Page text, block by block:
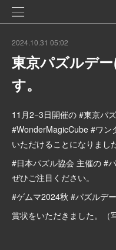
2024.10.31 05:02
東京パズルデ
す。
11月2−3日開催の #東京パ
#WonderMagicCube #ワン
いただけることになりまし
#日本パズル協会 主催の #
ぜひご注目ください。
#ゲムマ2024秋 #パズルデー
賞状をいただきました。（